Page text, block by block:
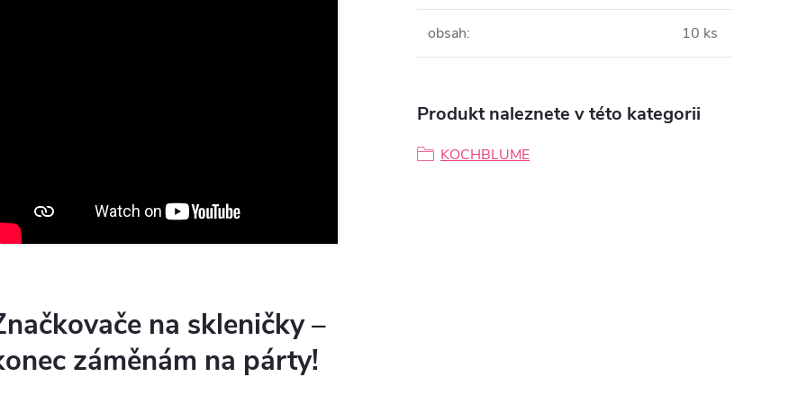
na skleničky –
záměnám na párty!
obsah: 10 ks
Produkt naleznete v této kategorii
KOCHBLUME